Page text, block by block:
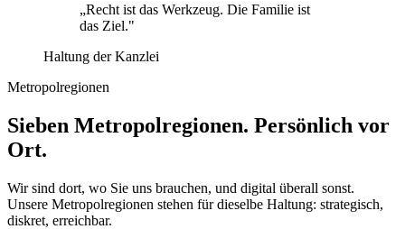
„Recht ist das Werkzeug. Die Familie ist
das Ziel."
Haltung der Kanzlei
Metropolregionen
Sieben Metropolregionen. Persönlich vor
Ort.
Wir sind dort, wo Sie uns brauchen, und digital überall sonst.
Unsere Metropolregionen stehen für dieselbe Haltung: strategisch,
diskret, erreichbar.